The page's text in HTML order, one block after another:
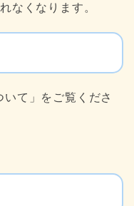
なくなります。
て」をご覧くださ